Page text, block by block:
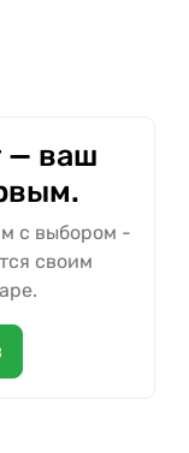
— ваш
с выбором -
своим